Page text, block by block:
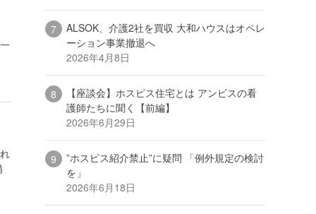
ALSOK、介護2社を買収 大和ハウスはオペレ
ーション事業撤退へ
2026年4月8日
【座談会】ホスピス住宅とは アンビスの看
護師たちに聞く【前編】
2026年6月29日
”ホスピス紹介禁止”に疑問 「例外規定の検討
を」
2026年6月18日